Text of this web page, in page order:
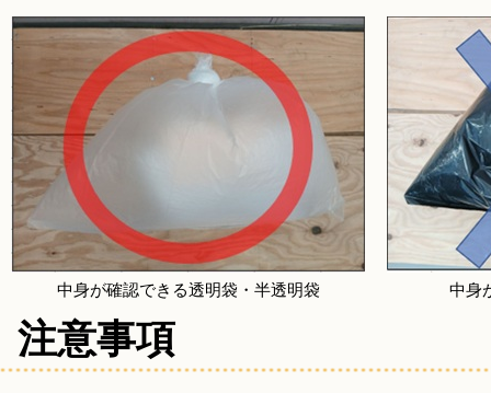
中身が確認できる透明袋・半透明袋 中身
注意事項